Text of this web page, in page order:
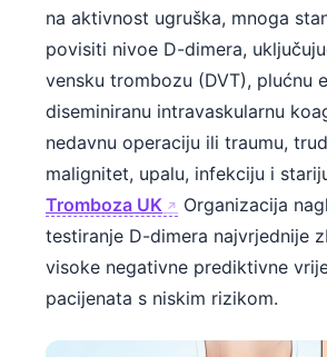
na aktivnost ugruška, mnoga
povisiti nivoe D-dimera,
vensku trombozu (DVT), plućnu
diseminiranu intravaskularnu
nedavnu operaciju ili traumu,
malignitet, upalu, infekciju i
Tromboza UK
Organizacija
testiranje D-dimera najvrjednije
visoke negativne prediktivne
pacijenata s niskim rizikom.